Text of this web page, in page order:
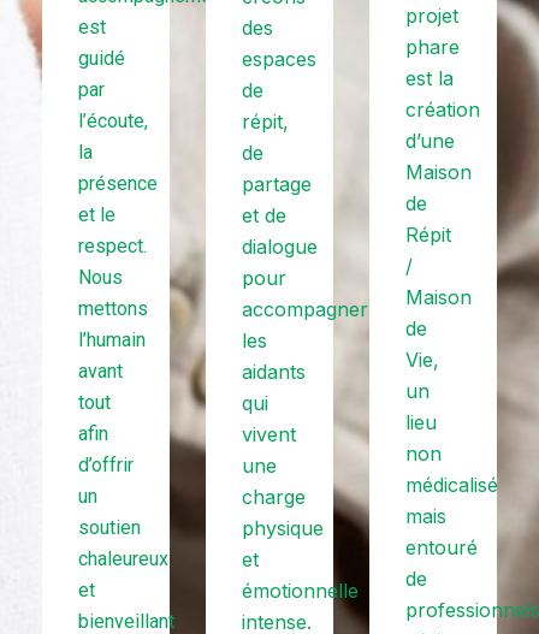
est
guidé
par
l’écoute,
la
présence
et le
respect.
Nous
mettons
l’humain
avant
tout
afin
d’offrir
un
soutien
chaleureux
et
bienveillant
des
espaces
de
répit,
de
partage
et de
dialogue
pour
accompagner
les
aidants
qui
vivent
une
charge
physique
et
émotionnelle
intense.
projet
phare
est la
création
d’une
Maison
de
Répit
/
Maison
de
Vie,
un
lieu
non
médicalisé
mais
entouré
de